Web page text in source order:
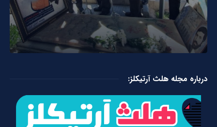
درباره مجله هلث آرتیکلز: